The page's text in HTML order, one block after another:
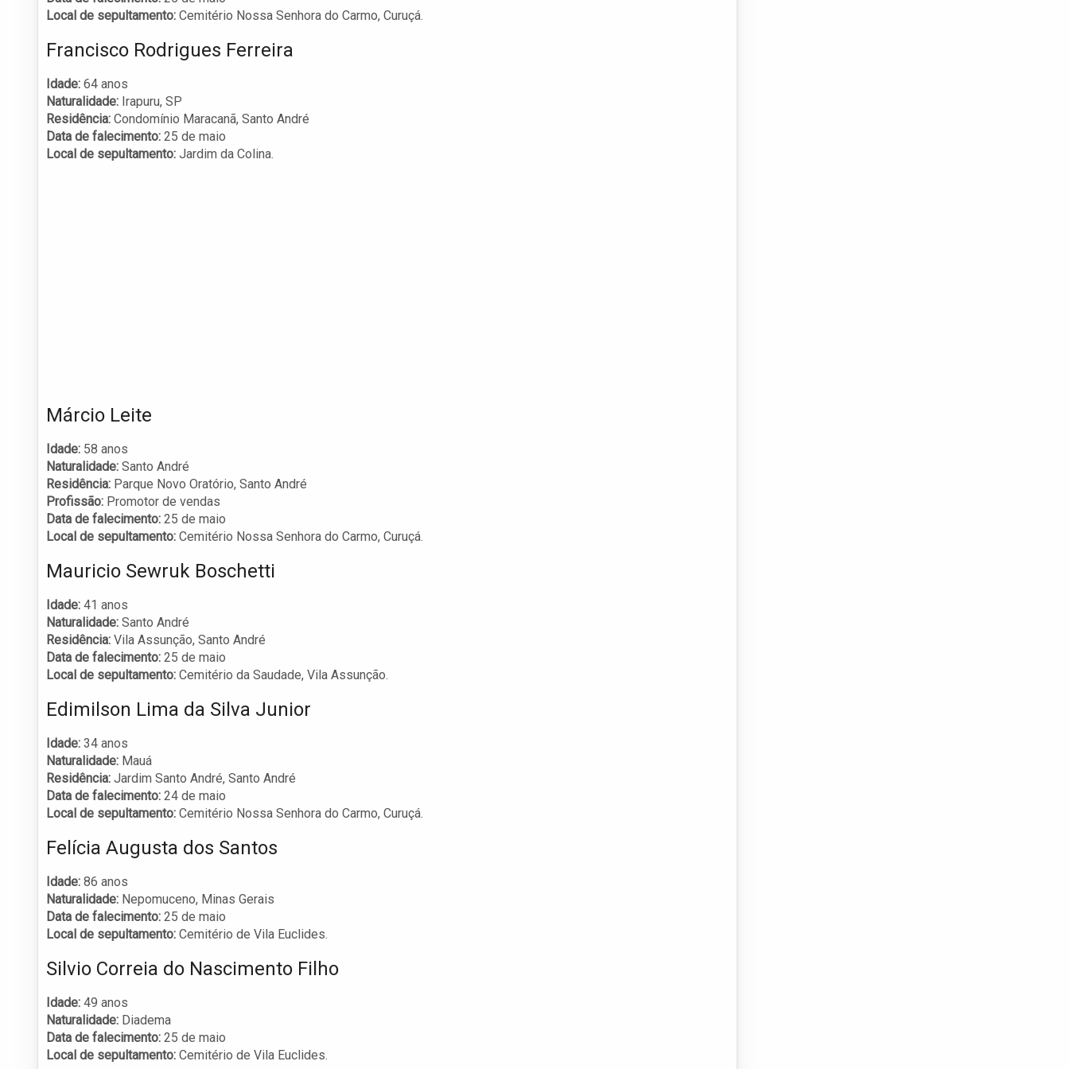
Local de sepultamento: Cemitério Nossa Senhora do Carmo, Curuçá.
Francisco Rodrigues Ferreira
Idade: 64 anos
Naturalidade: Irapuru, SP
Residência: Condomínio Maracanã, Santo André
Data de falecimento: 25 de maio
Local de sepultamento: Jardim da Colina.
Márcio Leite
Idade: 58 anos
Naturalidade: Santo André
Residência: Parque Novo Oratório, Santo André
Profissão: Promotor de vendas
Data de falecimento: 25 de maio
Local de sepultamento: Cemitério Nossa Senhora do Carmo, Curuçá.
Mauricio Sewruk Boschetti
Idade: 41 anos
Naturalidade: Santo André
Residência: Vila Assunção, Santo André
Data de falecimento: 25 de maio
Local de sepultamento: Cemitério da Saudade, Vila Assunção.
Edimilson Lima da Silva Junior
Idade: 34 anos
Naturalidade: Mauá
Residência: Jardim Santo André, Santo André
Data de falecimento: 24 de maio
Local de sepultamento: Cemitério Nossa Senhora do Carmo, Curuçá.
Felícia Augusta dos Santos
Idade: 86 anos
Naturalidade: Nepomuceno, Minas Gerais
Data de falecimento: 25 de maio
Local de sepultamento: Cemitério de Vila Euclides.
Silvio Correia do Nascimento Filho
Idade: 49 anos
Naturalidade: Diadema
Data de falecimento: 25 de maio
Local de sepultamento: Cemitério de Vila Euclides.